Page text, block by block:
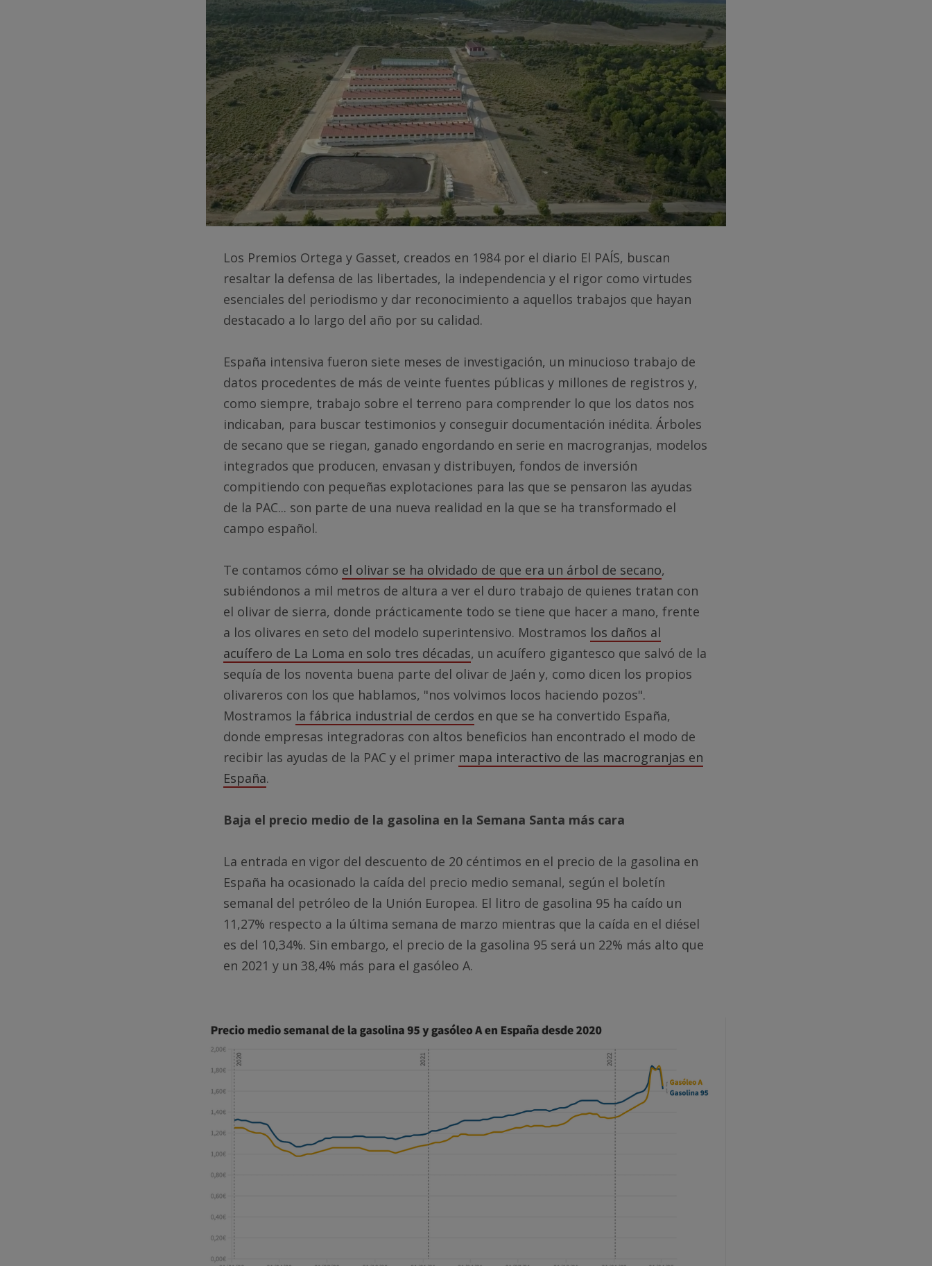
Los Premios Ortega y Gasset, creados en 1984 por el diario El PAÍS, buscan
resaltar la defensa de las libertades, la independencia y el rigor como virtudes
esenciales del periodismo y dar reconocimiento a aquellos trabajos que hayan
destacado a lo largo del año por su calidad.
España intensiva fueron siete meses de investigación, un minucioso trabajo de
datos procedentes de más de veinte fuentes públicas y millones de registros y,
como siempre, trabajo sobre el terreno para comprender lo que los datos nos
indicaban, para buscar testimonios y conseguir documentación inédita. Árboles
de secano que se riegan, ganado engordando en serie en macrogranjas, modelos
integrados que producen, envasan y distribuyen, fondos de inversión
compitiendo con pequeñas explotaciones para las que se pensaron las ayudas
de la PAC... son parte de una nueva realidad en la que se ha transformado el
campo español.
Te contamos cómo el olivar se ha olvidado de que era un árbol de secano,
subiéndonos a mil metros de altura a ver el duro trabajo de quienes tratan con
el olivar de sierra, donde prácticamente todo se tiene que hacer a mano, frente
a los olivares en seto del modelo superintensivo. Mostramos los daños al
acuífero de La Loma en solo tres décadas, un acuífero gigantesco que salvó de la
sequía de los noventa buena parte del olivar de Jaén y, como dicen los propios
olivareros con los que hablamos, "nos volvimos locos haciendo pozos".
Mostramos la fábrica industrial de cerdos en que se ha convertido España,
donde empresas integradoras con altos beneficios han encontrado el modo de
recibir las ayudas de la PAC y el primer mapa interactivo de las macrogranjas en
España.
Baja el precio medio de la gasolina en la Semana Santa más cara
La entrada en vigor del descuento de 20 céntimos en el precio de la gasolina en
España ha ocasionado la caída del precio medio semanal, según el boletín
semanal del petróleo de la Unión Europea. El litro de gasolina 95 ha caído un
11,27% respecto a la última semana de marzo mientras que la caída en el diésel
es del 10,34%. Sin embargo, el precio de la gasolina 95 será un 22% más alto que
en 2021 y un 38,4% más para el gasóleo A.